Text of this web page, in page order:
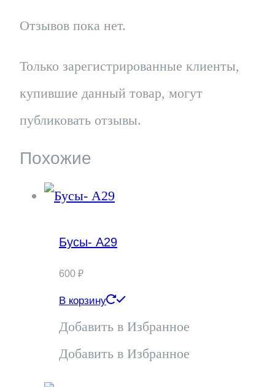
Отзывов пока нет.
Только зарегистрированные клиенты,
купившие данный товар, могут
публиковать отзывы.
Похожие
Бусы- А29
600 ₽
В корзину
Добавить в Избранное
Добавить в Избранное